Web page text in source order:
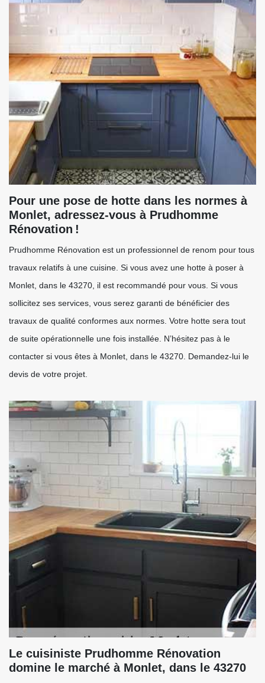
Pour une pose de hotte dans les normes à
Monlet, adressez-vous à Prudhomme
Rénovation !
Prudhomme Rénovation est un professionnel de renom pour tous
travaux relatifs à une cuisine. Si vous avez une hotte à poser à
Monlet, dans le 43270, il est recommandé pour vous. Si vous
sollicitez ses services, vous serez garanti de bénéficier des
travaux de qualité conformes aux normes. Votre hotte sera tout
de suite opérationnelle une fois installée. N’hésitez pas à le
contacter si vous êtes à Monlet, dans le 43270. Demandez-lui le
devis de votre projet.
Le cuisiniste Prudhomme Rénovation
domine le marché à Monlet, dans le 43270